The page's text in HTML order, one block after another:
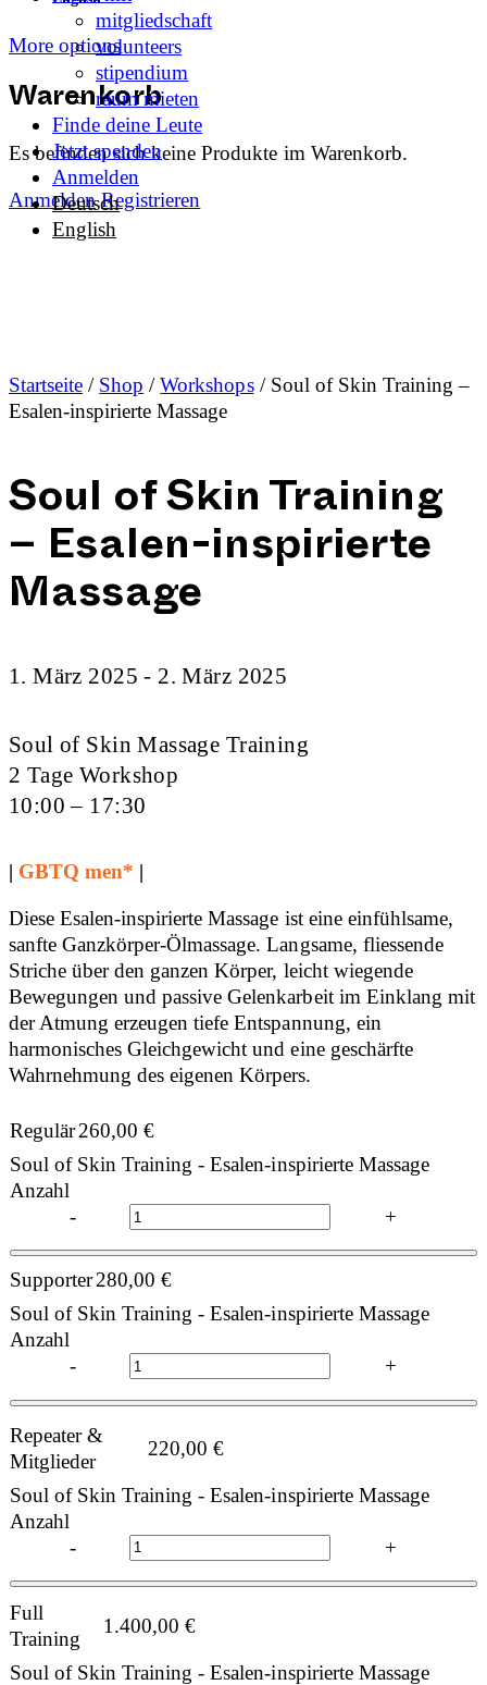
More options
Warenkorb
Es befinden sich keine Produkte im Warenkorb.
Anmelden Registrieren
mitgliedschaft
volunteers
stipendium
raum mieten
Finde deine Leute
Jetzt spenden
Anmelden
Deutsch
English
Startseite / Shop /Workshops/ Soul of Skin Training –
Esalen-inspirierte Massage
Soul of Skin Training
– Esalen-inspirierte
Massage
1. März 2025 - 2. März 2025
Soul of Skin Massage Training
2 Tage Workshop
10:00 – 17:30
| GBTQ men* |
Diese Esalen-inspirierte Massage ist eine einfühlsame,
sanfte Ganzkörper-Ölmassage. Langsame, fliessende
Striche über den ganzen Körper, leicht wiegende
Bewegungen und passive Gelenkarbeit im Einklang mit
der Atmung erzeugen tiefe Entspannung, ein
harmonisches Gleichgewicht und eine geschärfte
Wahrnehmung des eigenen Körpers.
Regulär260,00€
Soul of Skin Training - Esalen-inspirierte Massage
Anzahl
-
+
Supporter280,00€
Soul of Skin Training - Esalen-inspirierte Massage
Anzahl
-
+
Repeater &
Mitglieder
220,00€
Soul of Skin Training - Esalen-inspirierte Massage
Anzahl
-
+
Full
Training
1.400,00€
Soul of Skin Training - Esalen-inspirierte Massage